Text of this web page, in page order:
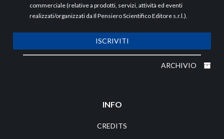
commerciale (relative a prodotti, servizi, attività ed eventi
realizzati/organizzati da Il Pensiero Scientifico Editore s.r.l.).
ISCRIVITI
ARCHIVIO
INFO
CREDITS